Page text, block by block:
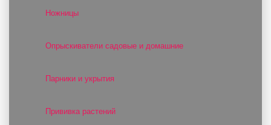
Ножницы
Опрыскиватели садовые и домашние
Парники и укрытия
Прививка растений